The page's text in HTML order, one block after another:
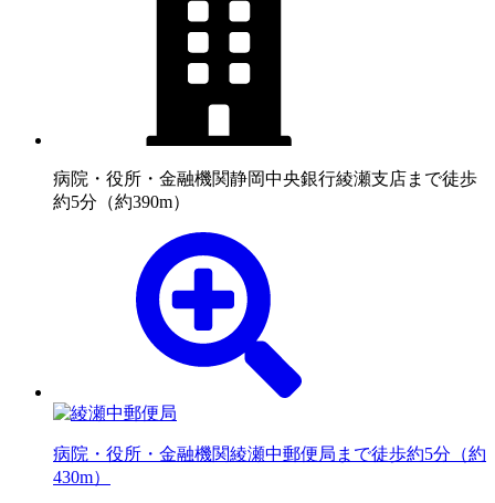
病院・役所・金融機関静岡中央銀行綾瀬支店まで徒歩
約5分（約390m）
病院・役所・金融機関綾瀬中郵便局まで徒歩約5分（約
430m）